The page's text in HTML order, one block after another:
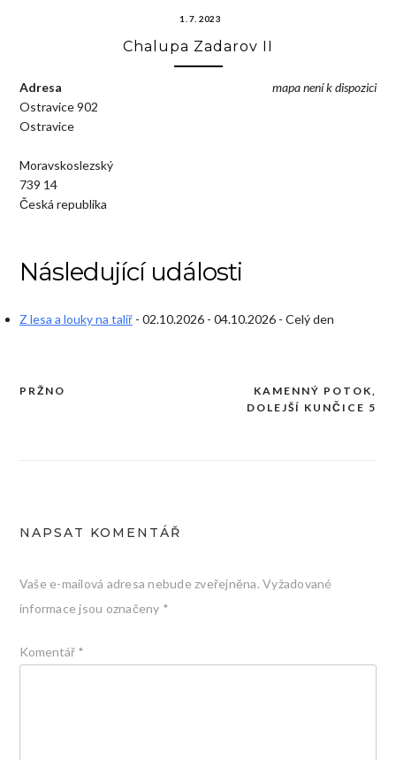
1. 7. 2023
Chalupa Zadarov II
mapa není k dispozici
Adresa
Ostravice 902
Ostravice
Moravskoslezský
739 14
Česká republika
Následující události
Z lesa a louky na talíř- 02.10.2026 - 04.10.2026 - Celý den
Navigace
KAMENNÝ POTOK,
DOLEJŠÍ KUNČICE 5
PRŽNO
NAPSAT KOMENTÁŘ
Vaše e-mailová adresa nebude zveřejněna. Vyžadované
informace jsou označeny *
Komentář *